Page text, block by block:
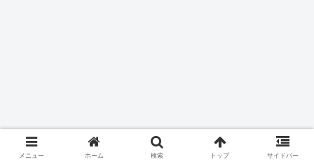
メニュー ホーム 検索 トップ サイドバー